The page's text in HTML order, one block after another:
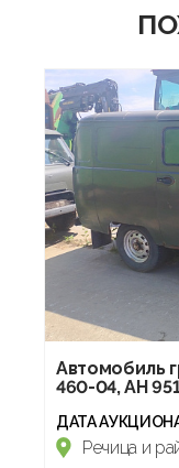
Автомобиль
460-04, АН
ДАТА
Речица и